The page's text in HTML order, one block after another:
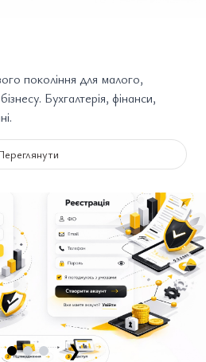
покоління для малого,
Бухгалтерія, фінанси,
❯